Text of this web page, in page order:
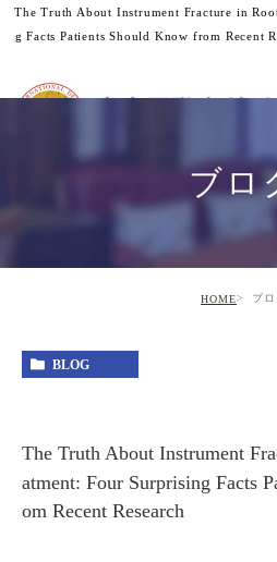
The Truth About Instrument Fracture in
g Facts Patients Should Know from Recent
ブロ
HOME ブ
BLOG
The Truth About Instrument
atment: Four Surprising Facts
om Recent Research